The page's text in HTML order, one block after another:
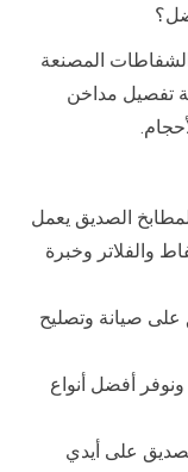
المصنعة
تفصيل مداخن
الصديق يعمل
والفلاتر وخبرة
صيانة وتصليح
أفضل أنواع
على أيدي